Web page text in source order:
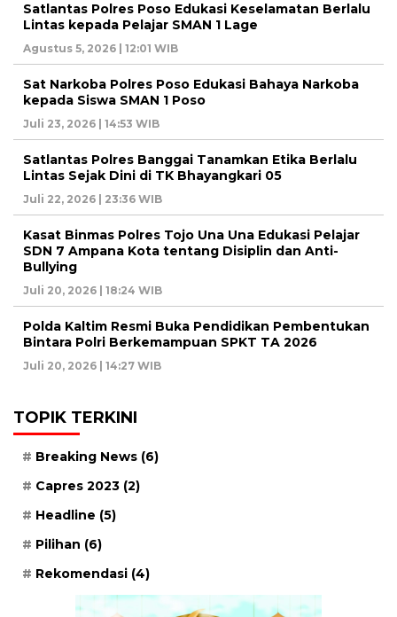
Satlantas Polres Poso Edukasi Keselamatan Berlalu
Lintas kepada Pelajar SMAN 1 Lage
Agustus 5, 2026 | 12:01 WIB
Sat Narkoba Polres Poso Edukasi Bahaya Narkoba
kepada Siswa SMAN 1 Poso
Juli 23, 2026 | 14:53 WIB
Satlantas Polres Banggai Tanamkan Etika Berlalu
Lintas Sejak Dini di TK Bhayangkari 05
Juli 22, 2026 | 23:36 WIB
Kasat Binmas Polres Tojo Una Una Edukasi Pelajar
SDN 7 Ampana Kota tentang Disiplin dan Anti-
Bullying
Juli 20, 2026 | 18:24 WIB
Polda Kaltim Resmi Buka Pendidikan Pembentukan
Bintara Polri Berkemampuan SPKT TA 2026
Juli 20, 2026 | 14:27 WIB
TOPIK TERKINI
Breaking News (6)
Capres 2023 (2)
Headline (5)
Pilihan (6)
Rekomendasi (4)